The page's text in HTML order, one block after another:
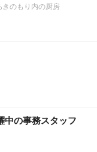
のもり内の厨房
中の事務スタッフ